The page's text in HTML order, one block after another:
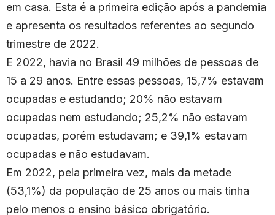
em casa. Esta é a primeira edição após a pandemia
e apresenta os resultados referentes ao segundo
trimestre de 2022.
E 2022, havia no Brasil 49 milhões de pessoas de
15 a 29 anos. Entre essas pessoas, 15,7% estavam
ocupadas e estudando; 20% não estavam
ocupadas nem estudando; 25,2% não estavam
ocupadas, porém estudavam; e 39,1% estavam
ocupadas e não estudavam.
Em 2022, pela primeira vez, mais da metade
(53,1%) da população de 25 anos ou mais tinha
pelo menos o ensino básico obrigatório.